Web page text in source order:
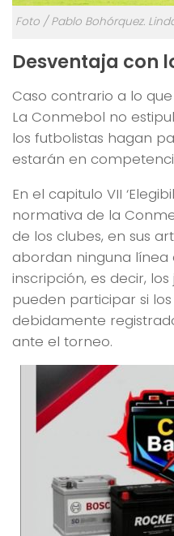
Foto / Pablo Bohórquez.
Desventaja con
Caso contrario a lo
La Conmebol no
los futbolistas hagan
estarán en
En el capitulo VII
normativa de la
de los clubes, en sus
abordan ninguna
inscripción, es decir,
pueden participar si
debidamente
ante el torneo.